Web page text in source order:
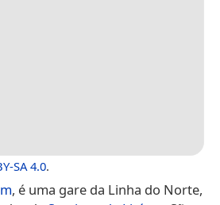
SA 4.0.
, é uma gare da Linha do Norte,